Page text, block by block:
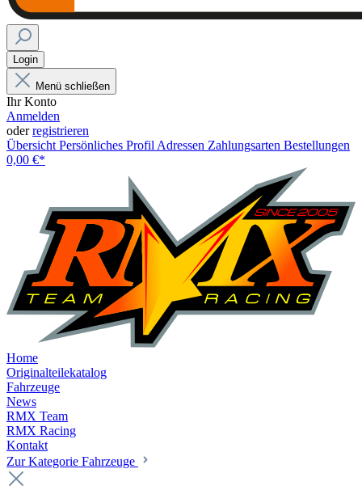
Login
Menü schließen
Ihr Konto
Anmelden
oderregistrieren
Übersicht Persönliches Profil Adressen Zahlungsarten Bestellungen
0,00 €*
Home
Originalteilekatalog
Fahrzeuge
News
RMX Team
RMX Racing
Kontakt
Zur Kategorie Fahrzeuge